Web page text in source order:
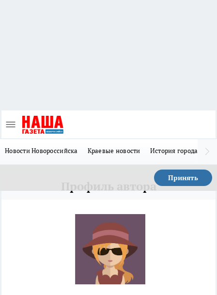
Новости Новороссийска Краевые новости История города Н
Принять
Профиль автора